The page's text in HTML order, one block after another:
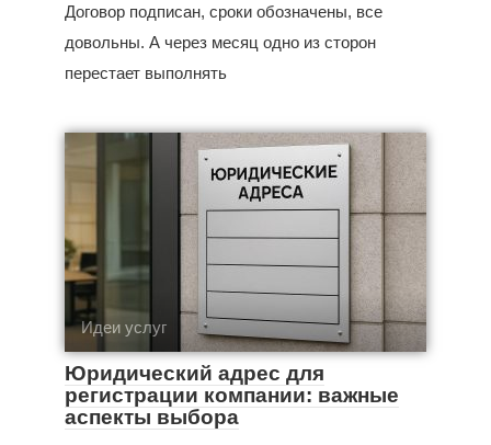
Договор подписан, сроки обозначены, все
довольны. А через месяц одно из сторон
перестает выполнять
Идеи услуг
Юридический адрес для
регистрации компании: важные
аспекты выбора